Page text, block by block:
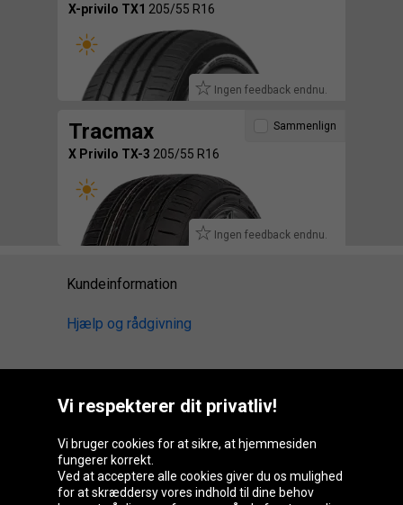
X-privilo TX1 205/55 R16
Ingen feedback endnu.
Tracmax
X Privilo TX-3 205/55 R16
Ingen feedback endnu.
Sammenlign
Kundeinformation
Hjælp og rådgivning
Oponeo-gruppen
Belgique
Česká
republika
Deutschland Éire
Vi respekterer dit privatliv!
Vi bruger cookies for at sikre, at hjemmesiden
fungerer korrekt.
Ved at acceptere alle cookies giver du os mulighed
for at skræddersy vores indhold til dine behov